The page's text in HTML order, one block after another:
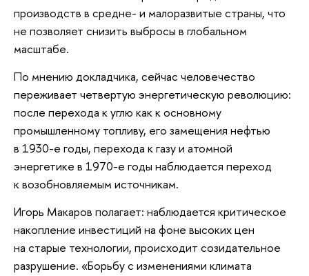
производств в средне- и малоразвитые страны, что
не позволяет снизить выбросы в глобальном
масштабе.
По мнению докладчика, сейчас человечество
переживает четвертую энергетическую революцию:
после перехода к углю как к основному
промышленному топливу, его замещения нефтью
в 1930-е годы, перехода к газу и атомной
энергетике в 1970-е годы наблюдается переход
к возобновляемым источникам.
Игорь Макаров полагает: наблюдается критическое
накопление инвестиций на фоне высоких цен
на старые технологии, происходит созидательное
разрушение. «Борьбу с изменениями климата